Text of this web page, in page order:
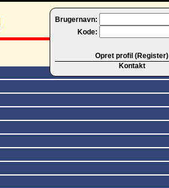
Brugernavn:
Kode:
Opret profil (Register)
Kontakt